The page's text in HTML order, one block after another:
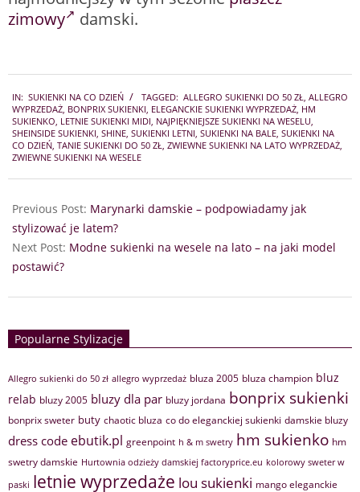
zimowy
damski.
06-
15
IN: SUKIENKI NA CO DZIEŃ TAGGED: ALLEGRO SUKIENKI DO 50 ZŁ ALLEGRO
WYPRZEDAŻ BONPRIX SUKIENKI ELEGANCKIE SUKIENKI WYPRZEDAŻ HM
SUKIENKO LETNIE SUKIENKI MIDI NAJPIĘKNIEJSZE SUKIENKI NA WESELU
SHEINSIDE SUKIENKI SHINE SUKIENKI LETNI SUKIENKI NA BALE SUKIENKI NA
CO DZIEŃ TANIE SUKIENKI DO 50 ZŁ ZWIEWNE SUKIENKI NA LATO WYPRZEDAŻ
ZWIEWNE SUKIENKI NA WESELE
Previous Post: Marynarki damskie – podpowiadamy jak
stylizować je latem?
Next Post: Modne sukienki na wesele na lato – na jaki model
postawić?
Popularne Stylizacje
Allegro sukienki do 50 zł allegro wyprzedaż bluza 2005 bluza champion bluz
relab bluzy 2005 bluzy dla par bluzy jordana bonprix sukienki
bonprix sweter buty chaotic bluza co do eleganckiej sukienki damskie bluzy
dress code ebutik.pl greenpoint h & m swetry hm sukienko hm
swetry damskie Hurtownia odzieży damskiej factoryprice.eu kolorowy sweter w
paski letnie wyprzedaże lou sukienki mango eleganckie